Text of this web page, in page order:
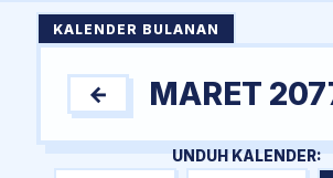
KALENDER BULANAN
← MARET
UNDUH KALENDER: